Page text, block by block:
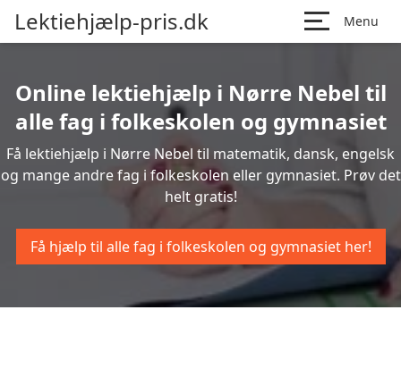
Lektiehjælp-pris.dk Menu
Online lektiehjælp i Nørre Nebel til
alle fag i folkeskolen og gymnasiet
Få lektiehjælp i Nørre Nebel til matematik, dansk, engelsk
og mange andre fag i folkeskolen eller gymnasiet. Prøv det
helt gratis!
Få hjælp til alle fag i folkeskolen og gymnasiet her!